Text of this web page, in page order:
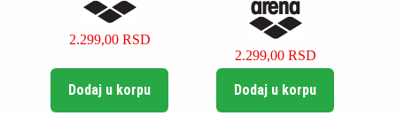
2.299,00 RSD
Dodaj u korpu
2.299,00 RSD
Dodaj u korpu